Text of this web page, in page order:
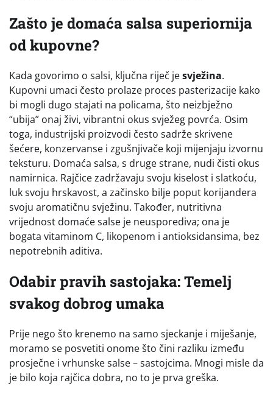
Zašto je domaća salsa superiornija
od kupovne?
Kada govorimo o salsi, ključna riječ jesvježina.
Kupovni umaci često prolaze proces pasterizacije kako
bi mogli dugo stajati na policama, što neizbježno
“ubija” onaj živi, vibrantni okus svježeg povrća. Osim
toga, industrijski proizvodi često sadrže skrivene
šećere, konzervanse i zgušnjivače koji mijenjaju izvornu
teksturu. Domaća salsa, s druge strane, nudi čisti okus
namirnica. Rajčice zadržavaju svoju kiselost i slatkoću,
luk svoju hrskavost, a začinsko bilje poput korijandera
svoju aromatičnu svježinu. Također, nutritivna
vrijednost domaće salse je neusporediva; ona je
bogata vitaminom C, likopenom i antioksidansima, bez
nepotrebnih aditiva.
Odabir pravih sastojaka: Temelj
svakog dobrog umaka
Prije nego što krenemo na samo sjeckanje i miješanje,
moramo se posvetiti onome što čini razliku između
prosječne i vrhunske salse – sastojcima. Mnogi misle da
je bilo koja rajčica dobra, no to je prva greška.